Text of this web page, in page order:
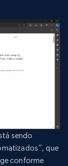
sendo
que
conforme